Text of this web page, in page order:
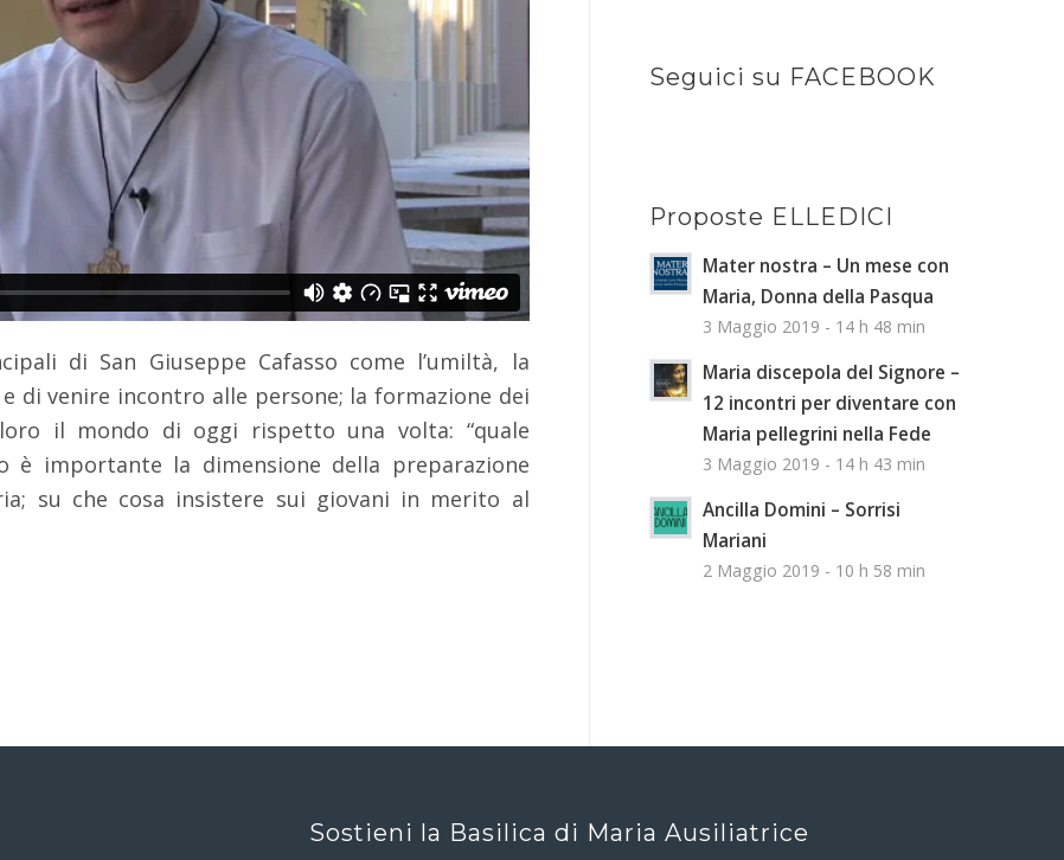
di San Giuseppe Cafasso come l’umiltà, la
di venire incontro alle persone; la formazione dei
il mondo di oggi rispetto una volta: “quale
è importante la dimensione della preparazione
su che cosa insistere sui giovani in merito al
Seguici su FACEBOOK
Proposte ELLEDICI
Mater nostra – Un mese con
Maria, Donna della Pasqua
3 Maggio 2019 - 14 h 48 min
Maria discepola del Signore –
12 incontri per diventare con
Maria pellegrini nella Fede
3 Maggio 2019 - 14 h 43 min
Ancilla Domini – Sorrisi
Mariani
2 Maggio 2019 - 10 h 58 min
Sostieni la Basilica di Maria Ausiliatrice